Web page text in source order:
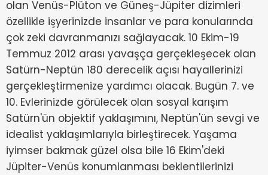
olan Venüs-Plüton ve Güneş-Jüpiter dizimleri
özellikle işyerinizde insanlar ve para konularında
çok zeki davranmanızı sağlayacak. 10 Ekim-19
Temmuz 2012 arası yavaşça gerçekleşecek olan
Satürn-Neptün 180 derecelik açısı hayallerinizi
gerçekleştirmenize yardımcı olacak. Bugün 7. ve
10. Evlerinizde görülecek olan sosyal karışım
Satürn'ün objektif yaklaşımını, Neptün'ün sevgi ve
idealist yaklaşımlarıyla birleştirecek. Yaşama
iyimser bakmak güzel olsa bile 16 Ekim'deki
Jüpiter-Venüs konumlanması beklentilerinizi